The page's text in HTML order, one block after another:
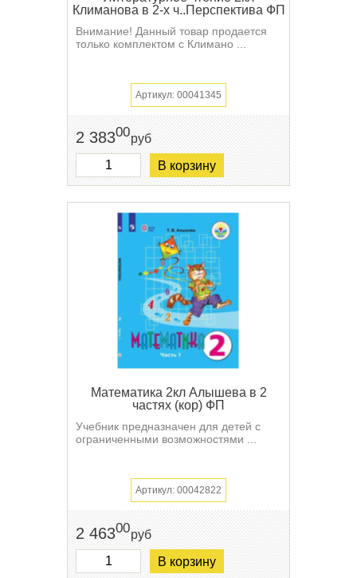
Климанова в 2-х ч..Перспектива ФП
Внимание! Данный товар продается
только комплектом с Климано ...
Артикул: 00041345
2 38300руб
В корзину
Математика 2кл Алышева в 2
частях (кор) ФП
Учебник предназначен для детей с
ограниченными возможностями ...
Артикул: 00042822
2 46300руб
В корзину